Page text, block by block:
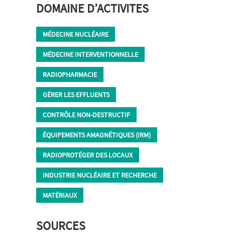
DOMAINE D’ACTIVITES
MÉDECINE NUCLÉAIRE
MÉDECINE INTERVENTIONNELLE
RADIOPHARMACIE
GÉRER LES EFFLUENTS
CONTRÔLE NON-DESTRUCTIF
ÉQUIPEMENTS AMAGNÉTIQUES (IRM)
RADIOPROTÉGER DES LOCAUX
INDUSTRIE NUCLÉAIRE ET RECHERCHE
MATÉRIAUX
SOURCES